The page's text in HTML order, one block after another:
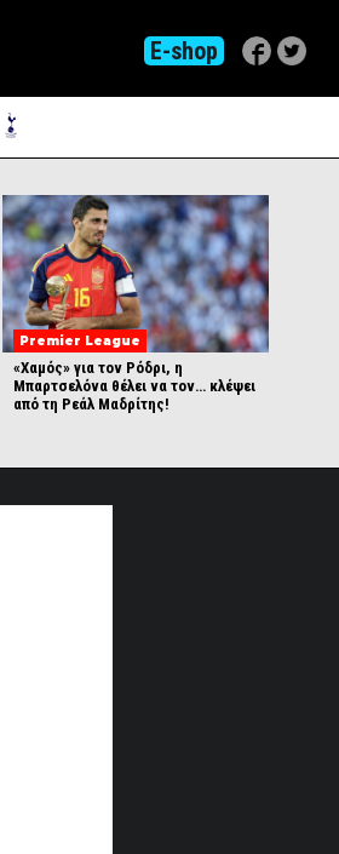
E-shop
Premier League
«Χαμός» για τον Ρόδρι, η
Μπαρτσελόνα θέλει να τον… κλέψει
από τη Ρεάλ Μαδρίτης!